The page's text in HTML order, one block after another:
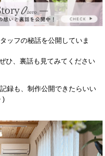
ッフの秘話を公開していま
ひ、裏話も見てみてください
録も、制作公開できたらいい
)